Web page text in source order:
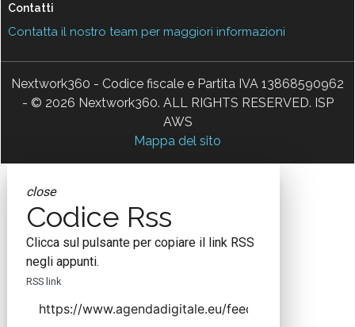
Contatti
Contatta il nostro team per maggiori informazioni
Nextwork360 - Codice fiscale e Partita IVA 13868590962
- © 2026 Nextwork360. ALL RIGHTS RESERVED. ISP
AWS
Mappa del sito
close
Codice Rss
Clicca sul pulsante per copiare il link RSS
negli appunti.
RSS link